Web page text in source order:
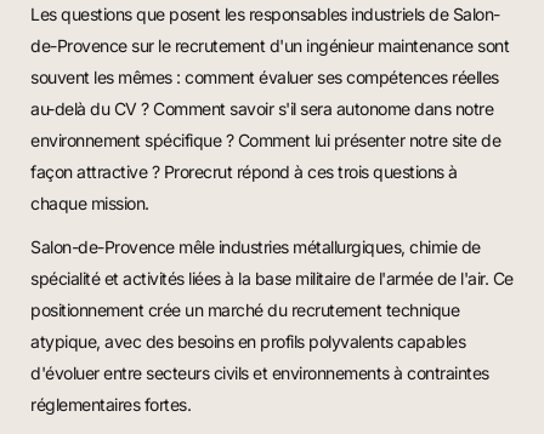
Les questions que posent les responsables industriels de Salon-
de-Provence sur le recrutement d'un ingénieur maintenance sont
souvent les mêmes : comment évaluer ses compétences réelles
au-delà du CV ? Comment savoir s'il sera autonome dans notre
environnement spécifique ? Comment lui présenter notre site de
façon attractive ? Prorecrut répond à ces trois questions à
chaque mission.
Salon-de-Provence mêle industries métallurgiques, chimie de
spécialité et activités liées à la base militaire de l'armée de l'air. Ce
positionnement crée un marché du recrutement technique
atypique, avec des besoins en profils polyvalents capables
d'évoluer entre secteurs civils et environnements à contraintes
réglementaires fortes.